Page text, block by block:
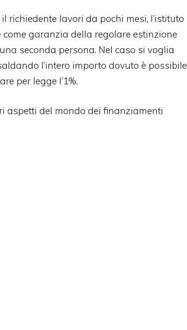
richiedente lavori da pochi mesi, l’istituto
come garanzia della regolare estinzione
seconda persona. Nel caso si voglia
l’intero importo dovuto è possibile
per legge l’1%.
aspetti del mondo dei finanziamenti